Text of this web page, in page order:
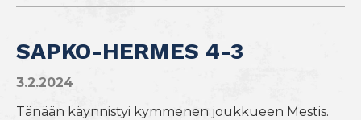
SAPKO-HERMES 4-3
3.2.2024
Tänään käynnistyi kymmenen joukkueen Mestis.